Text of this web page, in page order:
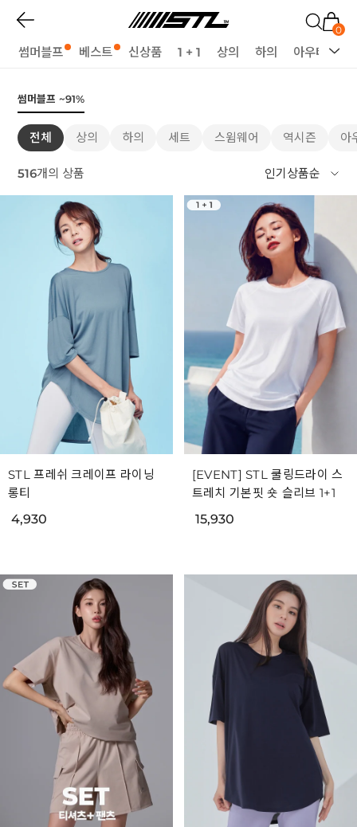
0
썸머블프 베스트 신상품 1 + 1 상의 하의 아우터
썸머블프 ~91%
전체 상의 하의 세트 스윔웨어 역시즌 아
516개의 상품
STL 프레쉬 크레이프 라이닝
롱티
4,930
[EVENT] STL 쿨링드라이 스
트레치 기본핏 숏 슬리브 1+1
15,930